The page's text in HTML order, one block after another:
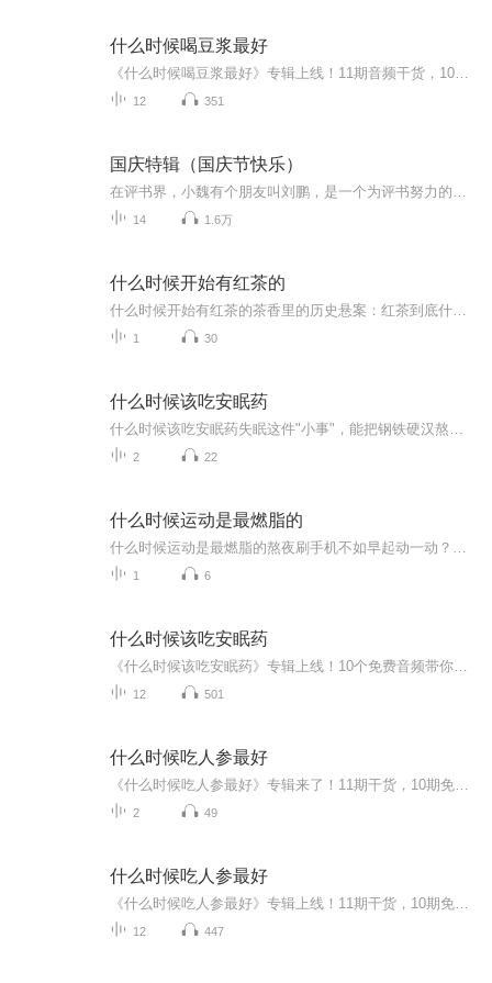
什么时候喝豆浆最好
12 351
国庆特辑（国庆节快乐）
14 1.6万
什么时候开始有红茶的
1 30
什么时候该吃安眠药
2 22
什么时候运动是最燃脂的
1 6
什么时候该吃安眠药
12 501
什么时候吃人参最好
2 49
什么时候吃人参最好
12 447